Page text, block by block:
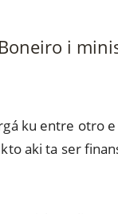
i
ku entre otro
aki ta ser